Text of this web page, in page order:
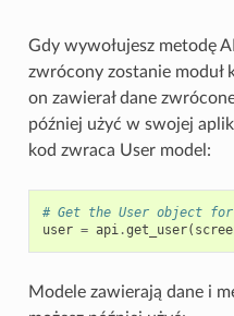
Gdy wywołujesz metodę
zwrócony zostanie moduł
on zawierał dane
później użyć w swojej
kod zwraca User model:
# Get the User object
user = api.get_user(
Modele zawierają dane i